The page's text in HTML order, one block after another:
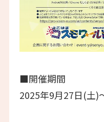
■開催期間
2025年9月27日(土)